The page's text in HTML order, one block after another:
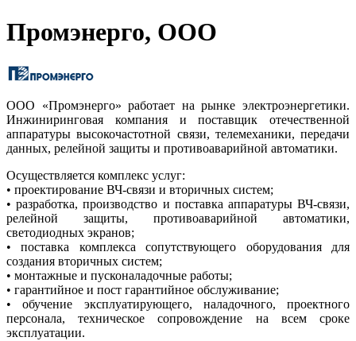
Промэнерго, ООО
ООО «Промэнерго» работает на рынке электроэнергетики.
Инжиниринговая компания и поставщик отечественной
аппаратуры высокочастотной связи, телемеханики, передачи
данных, релейной защиты и противоаварийной автоматики.
Осуществляется комплекс услуг:
• проектирование ВЧ-связи и вторичных систем;
• разработка, производство и поставка аппаратуры ВЧ-связи,
релейной защиты, противоаварийной автоматики,
светодиодных экранов;
• поставка комплекса сопутствующего оборудования для
создания вторичных систем;
• монтажные и пусконаладочные работы;
• гарантийное и пост гарантийное обслуживание;
• обучение эксплуатирующего, наладочного, проектного
персонала, техническое сопровождение на всем сроке
эксплуатации.